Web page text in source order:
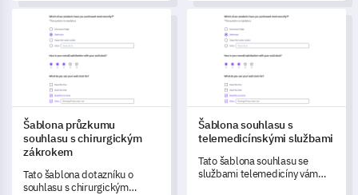
souhlasu vašich pacientů
ohledně použití jejich fotografií
v lékařské praxi.
jak pacienti chápou svůj
zdravotní stav a léčbu, což
vede k lépe informovaným
procesům souhlasu.
Šablona průzkumu souhlasu s chirurgickým zákrokem
Šablona průzkumu
souhlasu s chirurgickým
zákrokem
Tato šablona dotazníku o
souhlasu s chirurgickým
Šablona souhlasu s
Šablona souhlasu s
telemedicínskými službami
Tato šablona souhlasu se
službami telemedicíny vám